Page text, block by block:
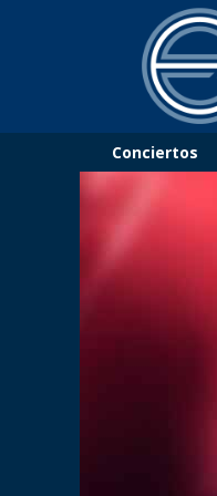
Conciertos